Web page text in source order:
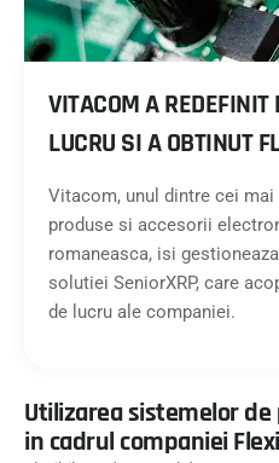
VITACOM A REDEFINIT
LUCRU SI A OBTINUT
Vitacom, unul dintre cei
produse si accesorii
romaneasca, isi
solutiei SeniorXRP, care
de lucru ale companiei.
Utilizarea sistemelor de
in cadrul companiei